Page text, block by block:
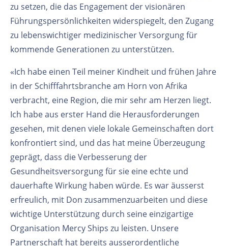
zu setzen, die das Engagement der visionären
Führungspersönlichkeiten widerspiegelt, den Zugang
zu lebenswichtiger medizinischer Versorgung für
kommende Generationen zu unterstützen.
«Ich habe einen Teil meiner Kindheit und frühen Jahre
in der Schifffahrtsbranche am Horn von Afrika
verbracht, eine Region, die mir sehr am Herzen liegt.
Ich habe aus erster Hand die Herausforderungen
gesehen, mit denen viele lokale Gemeinschaften dort
konfrontiert sind, und das hat meine Überzeugung
geprägt, dass die Verbesserung der
Gesundheitsversorgung für sie eine echte und
dauerhafte Wirkung haben würde. Es war äusserst
erfreulich, mit Don zusammenzuarbeiten und diese
wichtige Unterstützung durch seine einzigartige
Organisation Mercy Ships zu leisten. Unsere
Partnerschaft hat bereits ausserordentliche